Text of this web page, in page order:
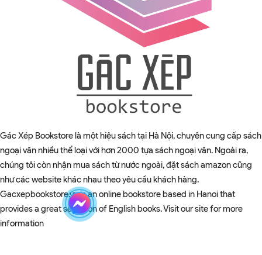
Gác Xép Bookstore là một hiệu sách tại Hà Nội, chuyên cung cấp sách
ngoại văn nhiều thể loại với hơn 2000 tựa sách ngoại văn. Ngoài ra,
chúng tôi còn nhận mua sách từ nước ngoài, đặt sách amazon cũng
như các website khác nhau theo yêu cầu khách hàng.
Gacxepbookstore.vn is an online bookstore based in Hanoi that
provides a great selection of English books. Visit our site for more
information